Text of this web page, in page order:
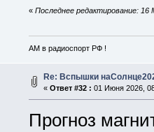
« Последнее редактирование: 16
АМ в радиоспорт РФ !
Re: Вспышки
« Ответ #32 : 01 Июня 2026,
Прогноз